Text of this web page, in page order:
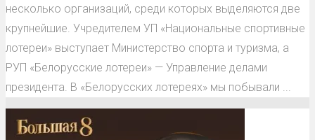
несколько организаций, среди которых выделяются две
крупнейшие. Учредителем УП «Национальные спортивные
лотереи» выступает Министерство спорта и туризма, а
РУП «Белорусские лотереи» — Управление делами
президента. В «Белорусских лотереях» мы побывали ...